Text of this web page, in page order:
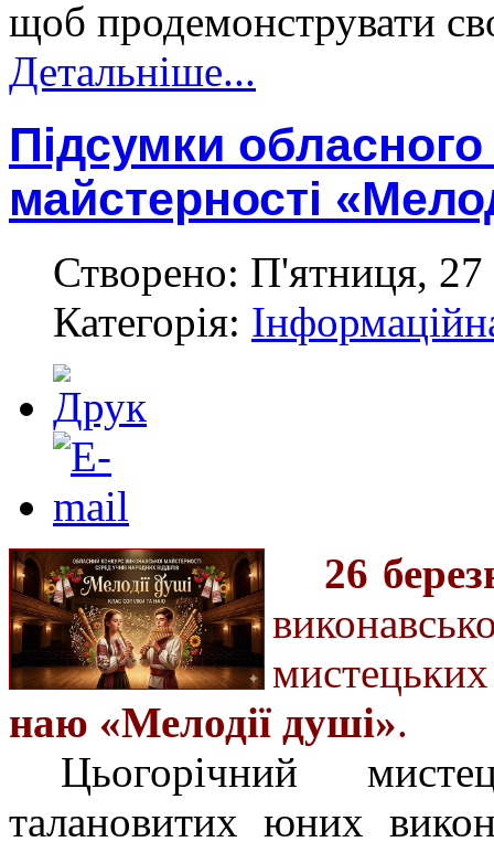
щоб продемонструвати
Детальніше...
Підсумки
майстерності
Створено: П'ятниця, 27
Категорія:
26
наю «Мелодії душі».
Цьогорічний
талановитих юних